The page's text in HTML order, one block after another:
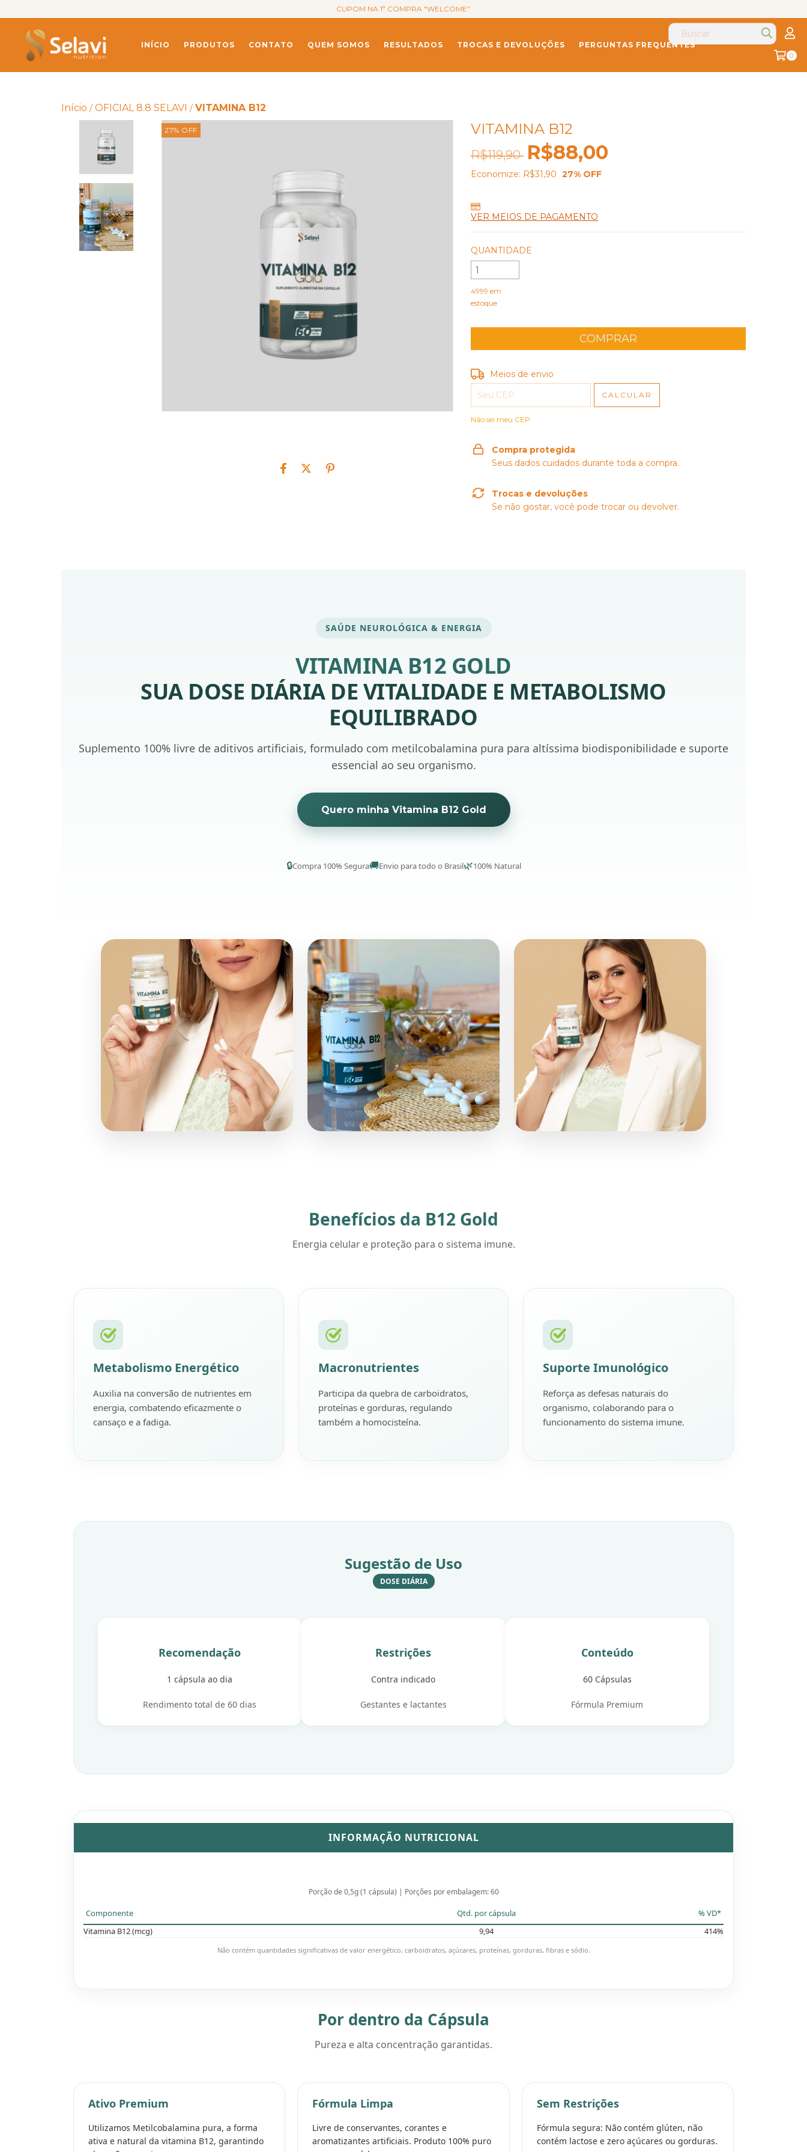
CUPOM NA 1ª COMPRA "WELCOME"
INÍCIO PRODUTOS CONTATO QUEM SOMOS RESULTADOS TROCAS E DEVOLUÇÕES PERGUNTAS FREQUENTES
0
Início / OFICIAL 8.8 SELAVI / VITAMINA B12
27% OFF VITAMINA B12
R$119,90 R$88,00
Economize: R$31,90 27% OFF
VER MEIOS DE PAGAMENTO
QUANTIDADE
4999 em
estoque
Entregas para o CEP:
Meios de envio
CALCULAR
Não sei meu CEP
Compra protegida
Seus dados cuidados durante toda a compra.
Trocas e devoluções
Se não gostar, você pode trocar ou devolver.
SAÚDE NEUROLÓGICA & ENERGIA
VITAMINA B12 GOLD
SUA DOSE DIÁRIA DE VITALIDADE E METABOLISMO
EQUILIBRADO
Suplemento 100% livre de aditivos artificiais, formulado com metilcobalamina pura para altíssima biodisponibilidade e suporte
essencial ao seu organismo.
Quero minha Vitamina B12 Gold
🔒Compra 100% Segura🚚Envio para todo o Brasil🌿100% Natural
Benefícios da B12 Gold
Energia celular e proteção para o sistema imune.
Metabolismo Energético
Auxilia na conversão de nutrientes em
energia, combatendo eficazmente o
cansaço e a fadiga.
Macronutrientes
Participa da quebra de carboidratos,
proteínas e gorduras, regulando
também a homocisteína.
Suporte Imunológico
Reforça as defesas naturais do
organismo, colaborando para o
funcionamento do sistema imune.
Sugestão de Uso
DOSE DIÁRIA
Recomendação
1 cápsula ao dia
Rendimento total de 60 dias
Restrições
Contra indicado
Gestantes e lactantes
Conteúdo
60 Cápsulas
Fórmula Premium
INFORMAÇÃO NUTRICIONAL
Porção de 0,5g (1 cápsula) | Porções por embalagem: 60
Componente Qtd. por cápsula
% VD*
Vitamina B12 (mcg)
9,94 414%
Não contém quantidades significativas de valor energético, carboidratos, açúcares, proteínas, gorduras, fibras e sódio.
Por dentro da Cápsula
Pureza e alta concentração garantidas.
Ativo Premium
Utilizamos Metilcobalamina pura, a forma
ativa e natural da vitamina B12, garantindo
Fórmula Limpa
Livre de conservantes, corantes e
aromatizantes artificiais. Produto 100% puro
Sem Restrições
Fórmula segura: Não contém glúten, não
contém lactose e zero açúcares ou gorduras.